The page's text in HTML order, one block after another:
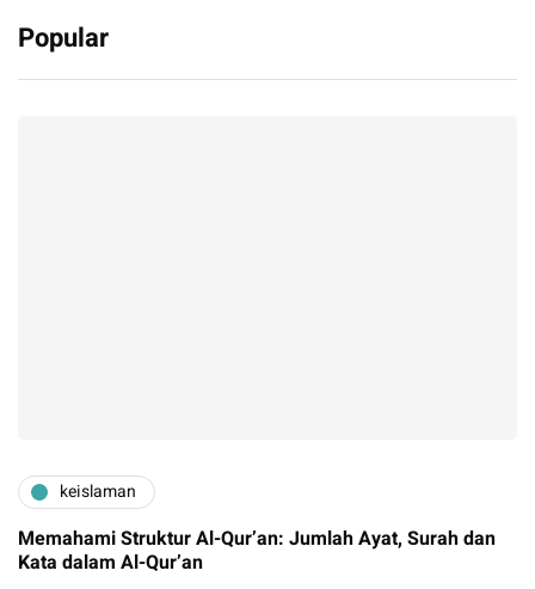
Popular
keislaman
Memahami Struktur Al-Qur’an: Jumlah Ayat, Surah dan
Kata dalam Al-Qur’an